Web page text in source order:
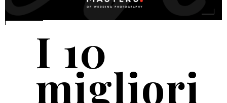
I 10
migliori